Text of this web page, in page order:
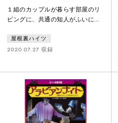
１組のカップルが暮らす部屋のリ
ビングに、共通の知人がふいに現
人はもう知っていて、けれどもそ
れを迎え入れる。つかの間の再会
から合流して過ごしていると、生
きるものと死んだものの境目が溶
け合って、いつの間にか夜が明け
屋根裏ハイツ
2020.07.27 収録